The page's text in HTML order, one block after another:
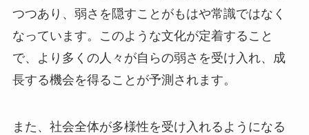
つつあり、弱さを隠すことがもはや常識ではなく
なっています。このような文化が定着すること
で、より多くの人々が自らの弱さを受け入れ、成
長する機会を得ることが予測されます。
また、社会全体が多様性を受け入れるようになる